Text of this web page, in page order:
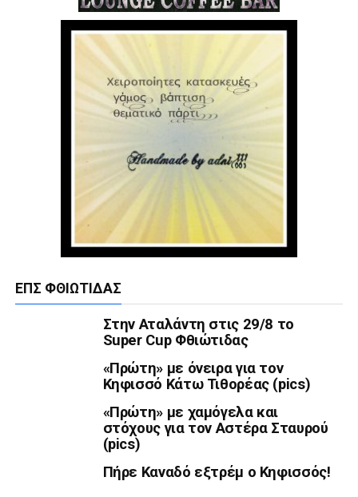
ΕΠΣ ΦΘΙΏΤΙΔΑΣ
Στην Αταλάντη στις 29/8 το
Super Cup Φθιώτιδας
«Πρώτη» με όνειρα για τον
Κηφισσό Κάτω Τιθορέας (pics)
«Πρώτη» με χαμόγελα και
στόχους για τον Αστέρα Σταυρού
(pics)
Πήρε Καναδό εξτρέμ ο Κηφισσός!